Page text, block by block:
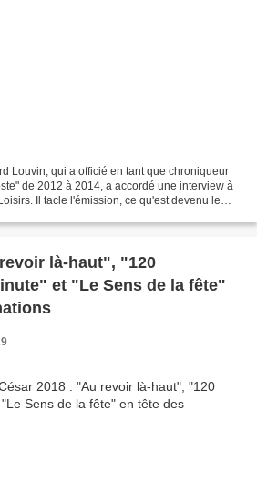
Louvin, qui a officié en tant que chroniqueur
de 2012 à 2014, a accordé une interview à
Il tacle l'émission, ce qu'est devenu le
là-haut", "120
et "Le Sens de la fête"